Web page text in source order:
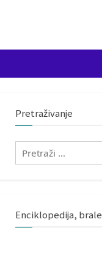
Pretraživanje
Pretraži:
Enciklopedija, brale